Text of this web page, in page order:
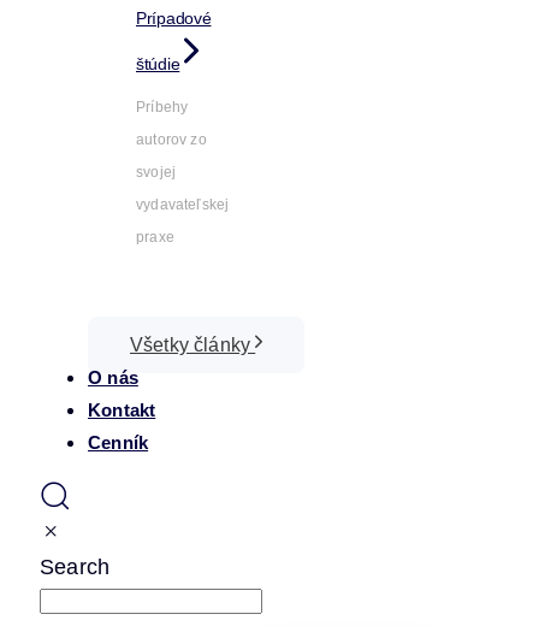
Prípadové
štúdie
Príbehy
autorov zo
svojej
vydavateľskej
praxe
Všetky články
O nás
Kontakt
Cenník
Search